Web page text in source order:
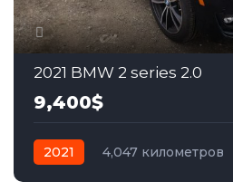
2021 BMW 2 series 2.0
9,400$
2021 4,047 километров